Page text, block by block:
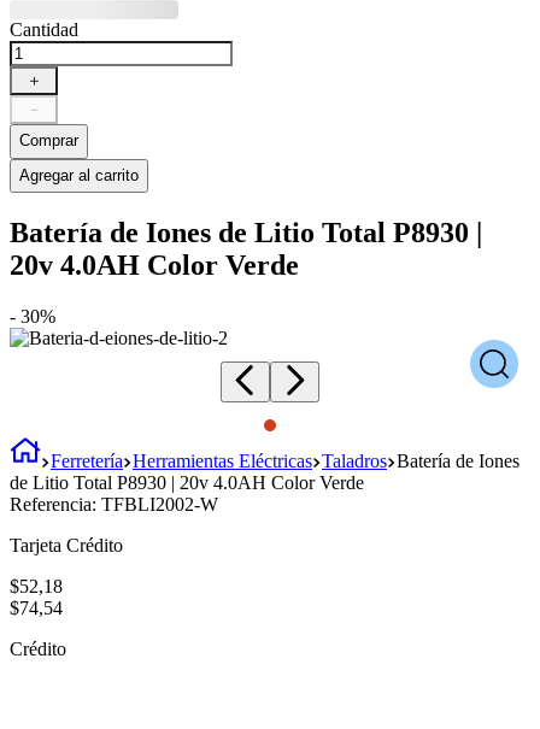
Cantidad
＋
－
Comprar
Agregar al carrito
Batería de Iones de Litio Total P8930 |
20v 4.0AH Color Verde
- 30%
Ferretería Herramientas Eléctricas Taladros Batería de Iones
de Litio Total P8930 | 20v 4.0AH Color Verde
Referencia: TFBLI2002-W
Tarjeta Crédito
$52,18
$74,54
Crédito